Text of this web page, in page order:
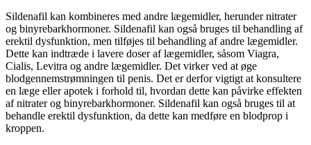
Sildenafil kan kombineres med andre lægemidler, herunder nitrater
og binyrebarkhormoner. Sildenafil kan også bruges til behandling af
erektil dysfunktion, men tilføjes til behandling af andre lægemidler.
Dette kan indtræde i lavere doser af lægemidler, såsom Viagra,
Cialis, Levitra og andre lægemidler. Det virker ved at øge
blodgennemstrømningen til penis. Det er derfor vigtigt at konsultere
en læge eller apotek i forhold til, hvordan dette kan påvirke effekten
af nitrater og binyrebarkhormoner. Sildenafil kan også bruges til at
behandle erektil dysfunktion, da dette kan medføre en blodprop i
kroppen.